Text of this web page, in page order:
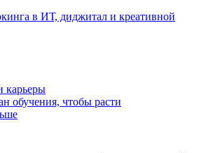
в ИТ, диджитал и креативной
карьеры
обучения, чтобы расти